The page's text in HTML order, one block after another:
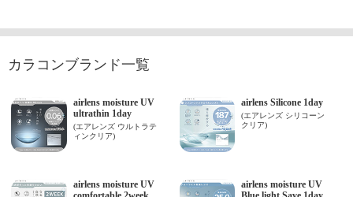
カラコンブランド一覧